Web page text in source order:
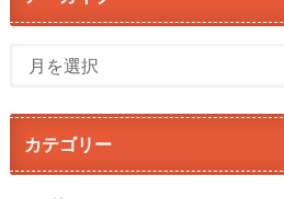
カテゴリー